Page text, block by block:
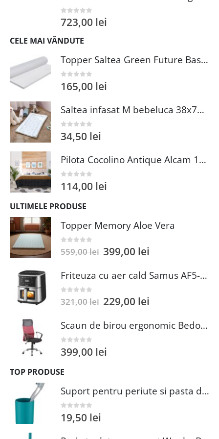
0out of 5
723,00 lei
CELE MAI VÂNDUTE
Topper Saltea Green Future Basic Confort 80x190 cm Spuma Poliuretanica Elastica Husa PES 100%
0 out of 5
165,00 lei
Saltea infasat M bebeluca 38x70 cm spuma PVC lavabila pentru confort si siguranta bebelusului
0 out of 5
34,50 lei
Pilota Cocolino Antique Alcam 140x200 cm din Microfibra si Fleece pentru Confort Premium
0 out of 5
114,00 lei
ULTIMELE PRODUSE
Topper Memory Aloe Vera
out of 5
559,00lei 399,00 lei
Friteuza cu aer cald Samus AF5-S1400DW
out of 5
321,00lei 229,00 lei
Scaun de birou ergonomic Bedora Lotte, Mesh, Negru/Rosu
0 out of 5
399,00 lei
TOP PRODUSE
Suport pentru periute si pasta de dinti Wenko Brasil Petrol 7.3 x 10.3 cm plastic verde inchis
0 out of 5
19,50 lei